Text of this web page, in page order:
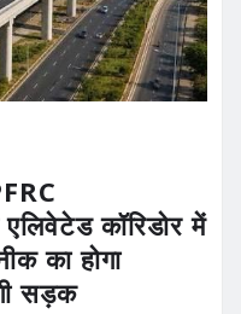
कॉरिडोर में
का होगा
सड़क